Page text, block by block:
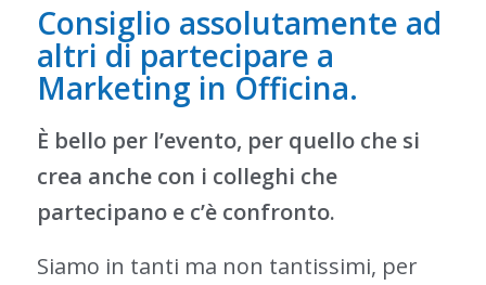
Consiglio assolutamente ad
altri di partecipare a
Marketing in Officina.
È bello per l’evento, per quello che si
crea anche con i colleghi che
partecipano e c’è confronto.
Siamo in tanti ma non tantissimi, per